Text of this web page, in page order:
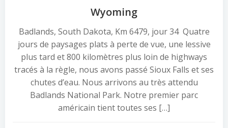
Wyoming
Badlands, South Dakota, Km 6479, jour 34 Quatre
jours de paysages plats à perte de vue, une lessive
plus tard et 800 kilomètres plus loin de highways
tracés à la règle, nous avons passé Sioux Falls et ses
chutes d’eau. Nous arrivons au très attendu
Badlands National Park. Notre premier parc
américain tient toutes ses […]